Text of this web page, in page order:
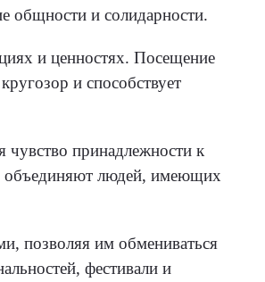
общности и солидарности.
и ценностях. Посещение
и способствует
чувство принадлежности к
объединяют людей, имеющих
позволяя им обмениваться
фестивали и